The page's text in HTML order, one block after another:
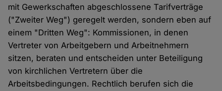
mit Gewerkschaften abgeschlossene Tarifverträge
("Zweiter Weg") geregelt werden, sondern eben auf
einem "Dritten Weg": Kommissionen, in denen
Vertreter von Arbeitgebern und Arbeitnehmern
sitzen, beraten und entscheiden unter Beteiligung
von kirchlichen Vertretern über die
Arbeitsbedingungen. Rechtlich berufen sich die